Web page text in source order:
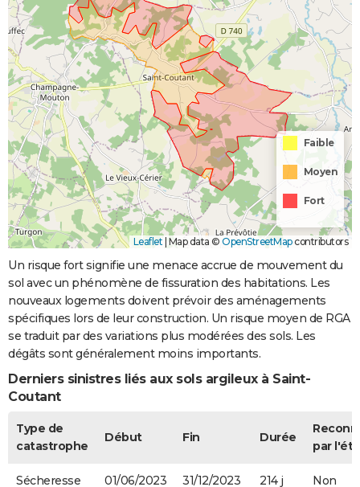
Faible
Moyen
Fort
Leaflet | Map data © OpenStreetMapcontributors
Un risque fort signifie une menace accrue de mouvement du
sol avec un phénomène de fissuration des habitations. Les
nouveaux logements doivent prévoir des aménagements
spécifiques lors de leur construction. Un risque moyen de RGA
se traduit par des variations plus modérées des sols. Les
dégâts sont généralement moins importants.
Derniers sinistres liés aux sols argileux à Saint-
Coutant
Type de
catastrophe
Début Fin Durée
par
Sécheresse 01/06/2023 31/12/2023 214 j Non